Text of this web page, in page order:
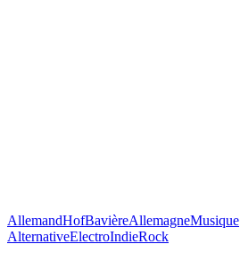
AllemandHofBavièreAllemagneMusique
AlternativeElectroIndieRock